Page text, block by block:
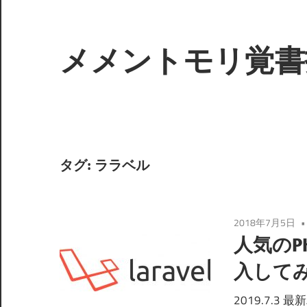
ン
ッ
メメントモリ覚
タグ: ララベル
2018年7月5日
人気の
入して
2019.7.3 最